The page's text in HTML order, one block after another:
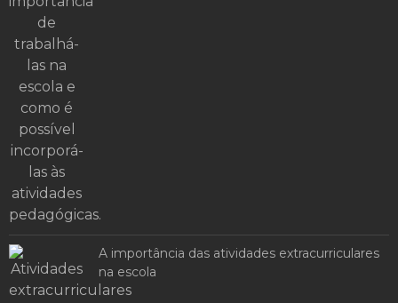
A importância das atividades extracurriculares
na escola